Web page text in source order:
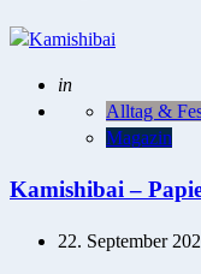
Geschrieben
in
Alltag &
Magazin
Kamishibai –
22. September